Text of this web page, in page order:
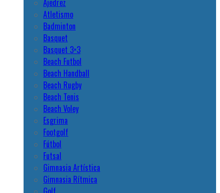
Ajedrez
Atletismo
Badminton
Basquet
Basquet 3×3
Beach Futbol
Beach Handball
Beach Rugby
Beach Tenis
Beach Voley
Esgrima
Footgolf
Fútbol
Futsal
Gimnasia Artística
Gimnasia Rítmica